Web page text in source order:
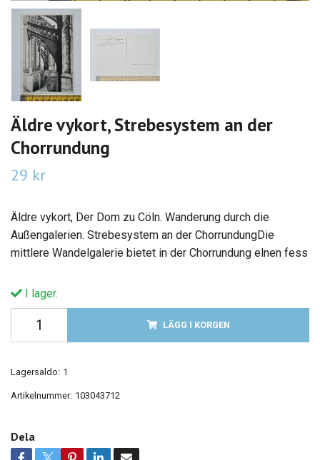
Äldre vykort, Strebesystem an der
Chorrundung
29 kr
Äldre vykort, Der Dom zu Cöln. Wanderung durch die
Außengalerien. Strebesystem an der ChorrundungDie
mittlere Wandelgalerie bietet in der Chorrundung elnen fess
I lager.
LÄGG I KORGEN
Lagersaldo: 1
Artikelnummer: 103043712
Dela